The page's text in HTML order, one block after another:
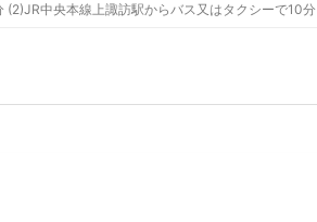
(1)諏訪ICから車で15分 (2)JR中央本線上諏訪駅からバス又はタクシーで10分